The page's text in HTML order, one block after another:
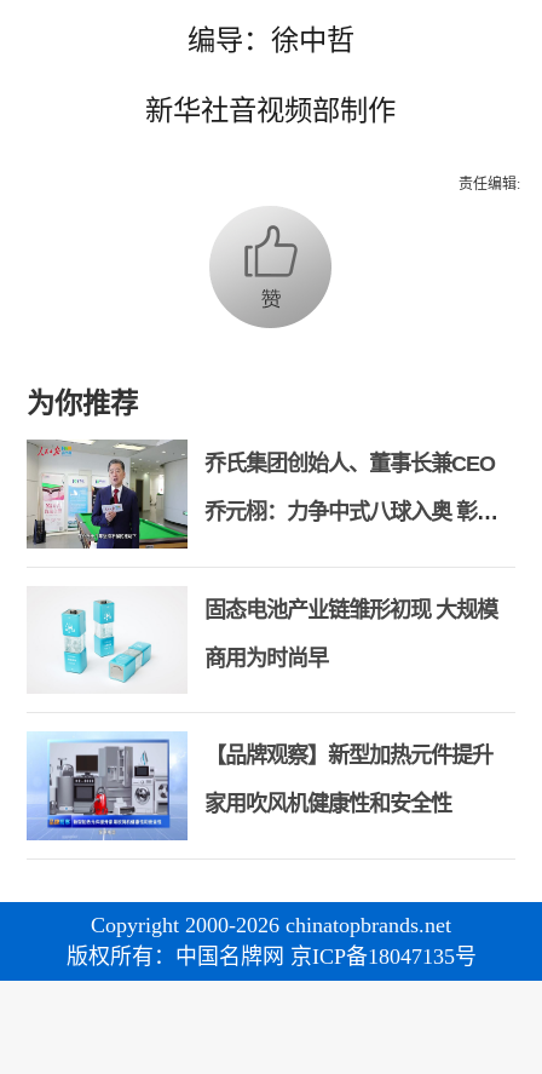
编导：徐中哲
新华社音视频部制作
责任编辑:
为你推荐
乔氏集团创始人、董事长兼CEO
乔元栩：力争中式八球入奥 彰显
固态电池产业链雏形初现 大规模
商用为时尚早
【品牌观察】新型加热元件提升
家用吹风机健康性和安全性
Copyright 2000-2026 chinatopbrands.net
版权所有：中国名牌网 京ICP备18047135号